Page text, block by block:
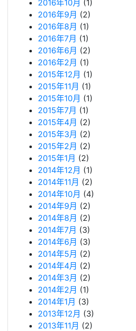
2016年10月 (1)
2016年9月 (2)
2016年8月 (1)
2016年7月 (1)
2016年6月 (2)
2016年2月 (1)
2015年12月 (1)
2015年11月 (1)
2015年10月 (1)
2015年7月 (1)
2015年4月 (2)
2015年3月 (2)
2015年2月 (2)
2015年1月 (2)
2014年12月 (1)
2014年11月 (2)
2014年10月 (4)
2014年9月 (2)
2014年8月 (2)
2014年7月 (3)
2014年6月 (3)
2014年5月 (2)
2014年4月 (2)
2014年3月 (2)
2014年2月 (1)
2014年1月 (3)
2013年12月 (3)
2013年11月 (2)